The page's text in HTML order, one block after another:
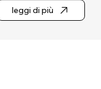
leggi di più